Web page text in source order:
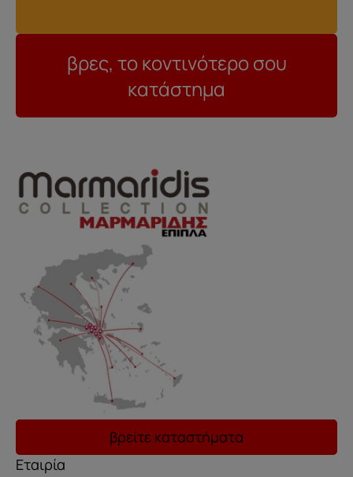
βρες, το κοντινότερο σου
κατάστημα
βρείτε καταστήματα
Εταιρία